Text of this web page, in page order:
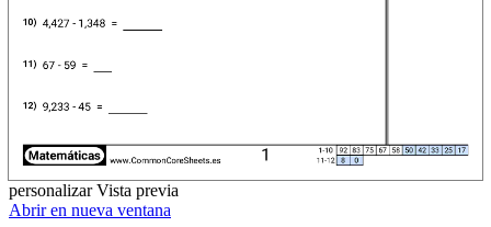
personalizar Vista previa
Abrir en nueva ventana